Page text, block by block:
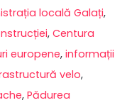
locală Galați,
, Centura
europene, informații
velo,
, Pădurea